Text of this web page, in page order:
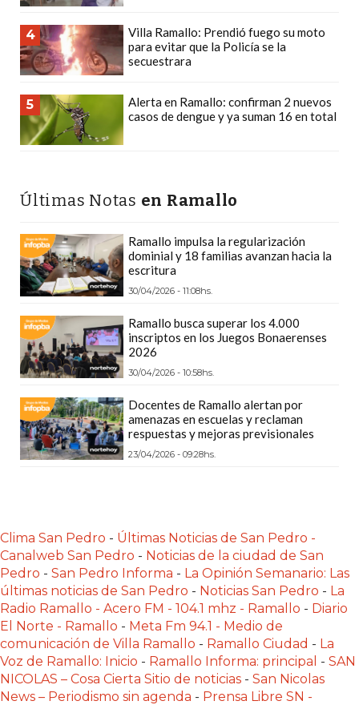
PARA
RESTAURANTES
Y
DELIVERIES
CREAR
UNA
¿CUÁL
LA
MEJOR
PLATAFORMA?
LA
TIENDA
ONLINE
QUE
LAS
IA
POR
WHATSAPP
SIN
PAGAR
COMISIÓN
CREAR
TIENDA
ONLINE
4
Villa Ramallo: Prendió fuego su moto
para evitar que la Policía se la
secuestrara
5
Alerta en Ramallo: confirman 2 nuevos
casos de dengue y ya suman 16 en total
Últimas Notas en Ramallo
Ramallo impulsa la regularización
dominial y 18 familias avanzan hacia la
escritura
30/04/2026 - 11:08hs.
Ramallo busca superar los 4.000
inscriptos en los Juegos Bonaerenses
2026
30/04/2026 - 10:58hs.
Docentes de Ramallo alertan por
amenazas en escuelas y reclaman
respuestas y mejoras previsionales
23/04/2026 - 09:28hs.
Clima San Pedro - Últimas Noticias de San Pedro -
Canalweb San Pedro - Noticias de la ciudad de San
Pedro - San Pedro Informa - La Opinión Semanario: Las
últimas noticias de San Pedro - Noticias San Pedro - La
Radio Ramallo - Acero FM - 104.1 mhz - Ramallo - Diario
El Norte - Ramallo - Meta Fm 94.1 - Medio de
comunicación de Villa Ramallo - Ramallo Ciudad - La
Voz de Ramallo: Inicio - Ramallo Informa: principal - SAN
NICOLAS – Cosa Cierta Sitio de noticias - San Nicolas
News – Periodismo sin agenda - Prensa Libre SN -